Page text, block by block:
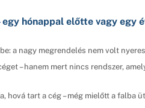
hónappal előtte vagy egy
a nagy megrendelés nem volt
– hanem mert nincs rendszer,
hová tart a cég – még mielőtt a falba